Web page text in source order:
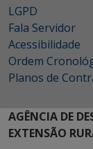
LGPD
Fala Servidor
Acessibilidade
Ordem
Planos de
AGÊNCIA DE
EXTENSÃO